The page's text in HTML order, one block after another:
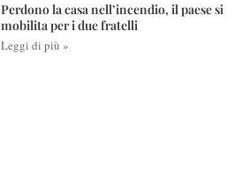
Perdono la casa nell’incendio, il paese si
mobilita per i due fratelli
Leggi di più »